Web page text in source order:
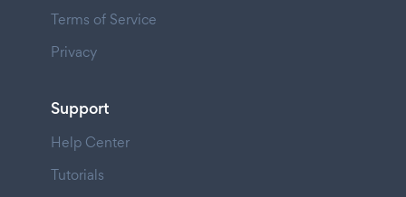
Terms of Service
Privacy
Support
Help Center
Tutorials